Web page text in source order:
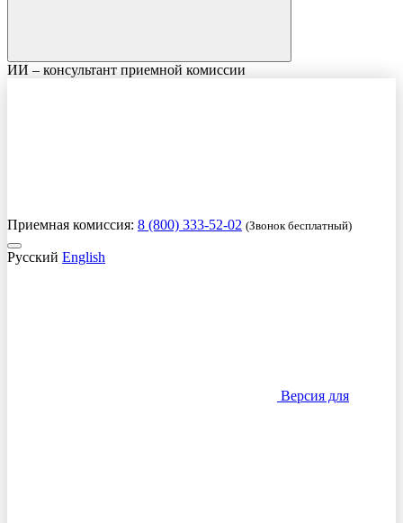
ИИ – консультант приемной комиссии
Приемная комиссия: 8 (800) 333-52-02 (Звонок бесплатный)
Русский English
Версия для